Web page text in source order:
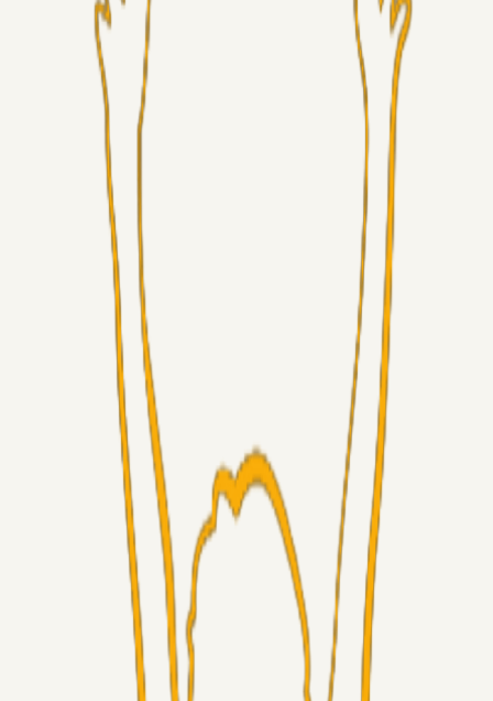
Brøndby´s Nye Hold – Oprustningen Er Markant……!
Superliga-truppen
Sorteslyngel
07. aug. 2026
Så gælder det Horsens
Alt det andet
3Point_Udviklere
3Point hjemmeside opdateringer - August
Chrisdinho88
06. aug. 2026
Horsens - Brøndby billet
Alt det andet
Chrisdinho88 05. aug. 2026
Bange anelser
Superliga-truppen
05. aug. 2026
Kommer Jobbe hjem?
05. aug. 2026
Brøndby-TV og u-19
04. aug. 2026
5. Forudsigelser op til Horsens kampen.
RasmusStephansen04. aug. 2026